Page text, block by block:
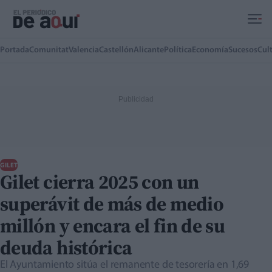
PortadaComunitatValenciaCastellónAlicante Política EconomíaSucesos
GILET
Gilet cierra 2025 con un
superávit de más de medio
millón y encara el fin de su
deuda histórica
El Ayuntamiento sitúa el remanente de tesorería en 1,69